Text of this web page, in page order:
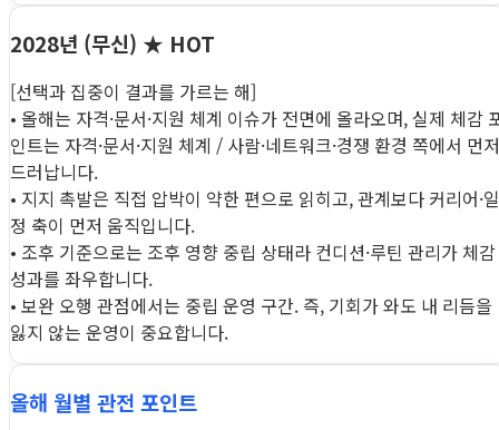
2028년 (무신) ★ HOT
[선택과 집중이 결과를 가르는 해]
• 올해는 자격·문서·지원 체계 이슈가 전면에 올라오며, 실제 체감
인트는 자격·문서·지원 체계 / 사람·네트워크·경쟁 환경 쪽에서 먼저
드러납니다.
• 지지 촉발은 직접 압박이 약한 편으로 읽히고, 관계보다 커리어·일
정 축이 먼저 움직입니다.
• 조후 기준으로는 조후 영향 중립 상태라 컨디션·루틴 관리가 체감
성과를 좌우합니다.
• 보완 오행 관점에서는 중립 운영 구간. 즉, 기회가 와도 내 리듬을
잃지 않는 운영이 중요합니다.
올해 월별 관전 포인트